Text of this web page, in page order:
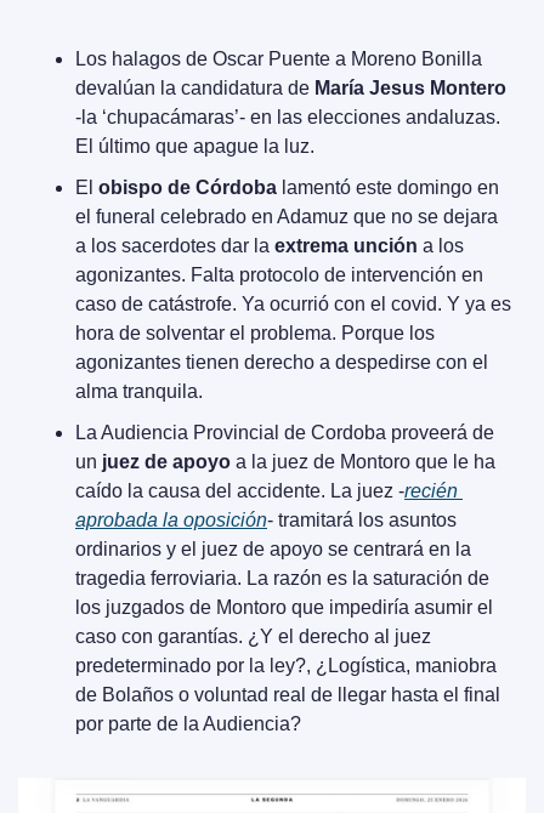
Los halagos de Oscar Puente a Moreno Bonilla
devalúan la candidatura de María Jesus Montero
-la ‘chupacámaras’- en las elecciones andaluzas.
El último que apague la luz.
El obispo de Córdoba lamentó este domingo en
el funeral celebrado en Adamuz que no se dejara
a los sacerdotes dar la extrema unción a los
agonizantes. Falta protocolo de intervención en
caso de catástrofe. Ya ocurrió con el covid. Y ya es
hora de solventar el problema. Porque los
agonizantes tienen derecho a despedirse con el
alma tranquila.
La Audiencia Provincial de Cordoba proveerá de
un juez de apoyo a la juez de Montoro que le ha
caído la causa del accidente. La juez -recién
aprobada la oposición- tramitará los asuntos
ordinarios y el juez de apoyo se centrará en la
tragedia ferroviaria. La razón es la saturación de
los juzgados de Montoro que impediría asumir el
caso con garantías. ¿Y el derecho al juez
predeterminado por la ley?, ¿Logística, maniobra
de Bolaños o voluntad real de llegar hasta el final
por parte de la Audiencia?